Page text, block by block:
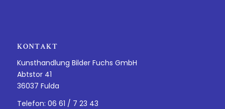
KONTAKT
Kunsthandlung Bilder Fuchs GmbH
Abtstor 41
36037 Fulda
Telefon: 06 61 / 7 23 43